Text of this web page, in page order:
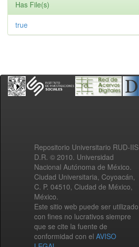
Has File(s)
true
Repositorio Universitario RUD-IIS
D.R. © 2010. Universidad
Nacional Autónoma de México.
Ciudad Universitaria, Coyoacán,
C. P. 04510, Ciudad de México,
México.
Este sitio web puede ser utilizado
con fines no lucrativos siempre
que se cite la fuente de
conformidad con el AVISO